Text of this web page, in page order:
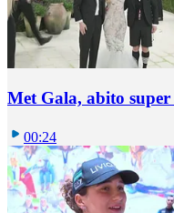
Met Gala, abito
00:24